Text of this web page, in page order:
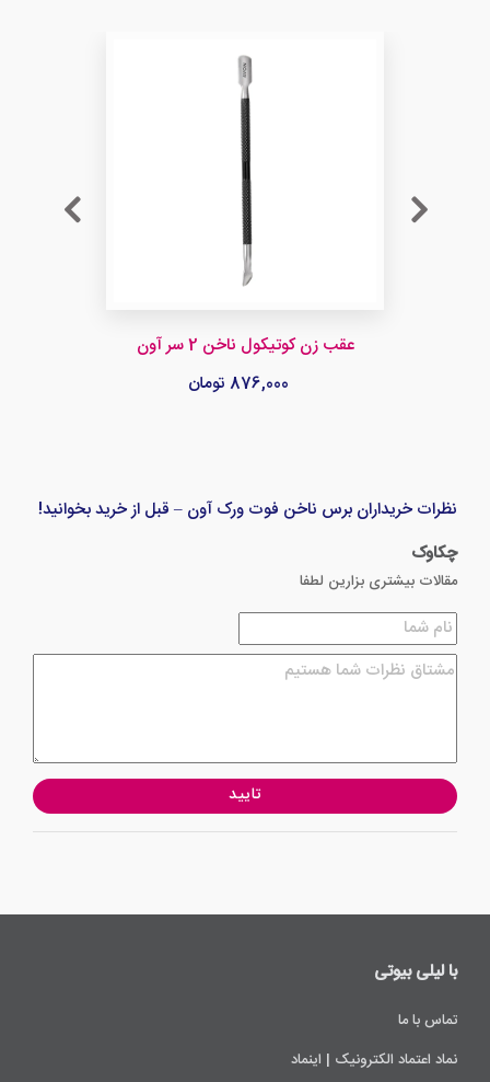
عقب زن کوتیکول ناخن 2 سر آون
876,000 تومان
نظرات خریداران برس ناخن فوت ورک آون – قبل از خرید بخوانید!
چکاوک
مقالات بیشتری بزارین لطفا
تایید
با لیلی ‌بیوتی
تماس با ما
نماد اعتماد الکترونیک | اینماد